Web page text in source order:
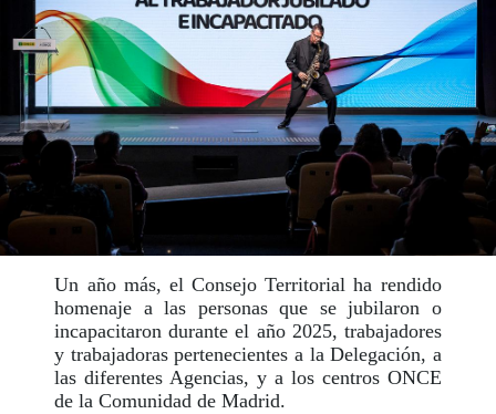
Un año más, el Consejo Territorial ha rendido
homenaje a las personas que se jubilaron o
incapacitaron durante el año 2025, trabajadores
y trabajadoras pertenecientes a la Delegación, a
las diferentes Agencias, y a los centros ONCE
de la Comunidad de Madrid.